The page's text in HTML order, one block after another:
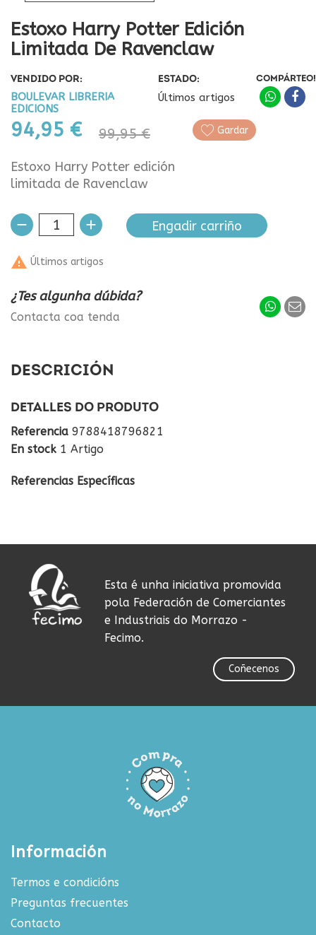
Estoxo Harry Potter Edición
Limitada De Ravenclaw
VENDIDO POR:
BOULEVAR LIBRERIA
EDICIONS
ESTADO:
Últimos artigos
94,95 € 99,95 €
COMPÁRTEO!
Gardar
Estoxo Harry Potter edición
limitada de Ravenclaw
Engadir carriño
 Últimos artigos
¿Tes algunha dúbida?
Contacta coa tenda
DESCRICIÓN
DETALLES DO PRODUTO
Referencia 9788418796821
En stock 1 Artigo
Referencias Específicas
Esta é unha iniciativa promovida
pola Federación de Comerciantes
e Industriais do Morrazo -
Fecimo.
Coñecenos
Información
Termos e condicións
Preguntas frecuentes
Contacto